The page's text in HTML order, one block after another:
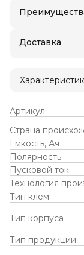
Доставка в
Доставка
Артикул
Страна
Емкость, Ач
Полярность
Пусковой ток
Технология
Тип клем
Тип корпуса
Тип продукции